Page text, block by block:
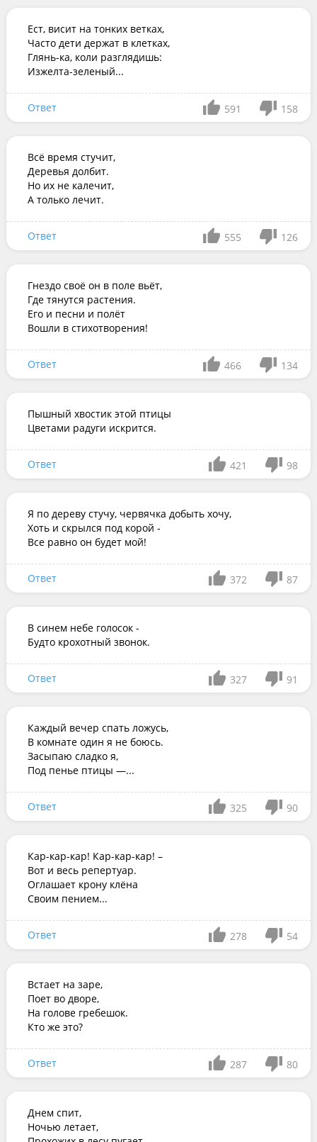
Ест, висит на тонких ветках,
Часто дети держат в клетках,
Глянь-ка, коли разглядишь:
Изжелта-зеленый...
Ответ 591 158
Всё время стучит,
Деревья долбит.
Но их не калечит,
А только лечит.
Ответ 555 126
Гнездо своё он в поле вьёт,
Где тянутся растения.
Его и песни и полёт
Вошли в стихотворения!
Ответ 466 134
Пышный хвостик этой птицы
Цветами радуги искрится.
Ответ 421 98
Я по дереву стучу, червячка добыть хочу,
Хоть и скрылся под корой -
Все равно он будет мой!
Ответ 372 87
В синем небе голосок -
Будто крохотный звонок.
Ответ 327 91
Каждый вечер спать ложусь,
В комнате один я не боюсь.
Засыпаю сладко я,
Под пенье птицы —...
Ответ 325 90
Кар-кар-кар! Кар-кар-кар! –
Вот и весь репертуар.
Оглашает крону клёна
Своим пением...
Ответ 278 54
Встает на заре,
Поет во дворе,
На голове гребешок.
Кто же это?
Ответ 287 80
Днем спит,
Ночью летает,